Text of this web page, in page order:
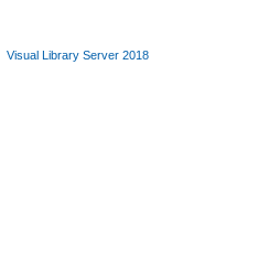
Visual Library Server 2018